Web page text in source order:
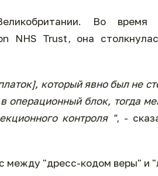
Во время
NHS Trust, она
который явно был не
операционный блок, тогда
контроля ", -
между "дресс-кодом веры" и